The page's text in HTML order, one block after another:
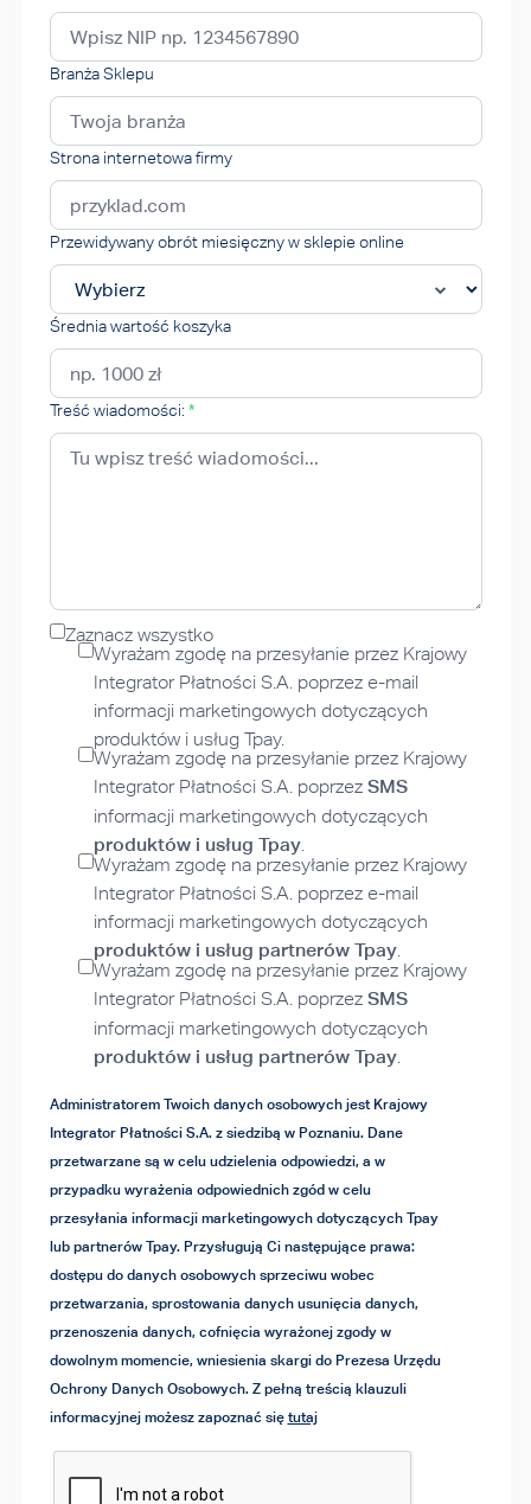
Branża Sklepu
Strona internetowa firmy
Przewidywany obrót miesięczny w sklepie online
Średnia wartość koszyka
Treść wiadomości: *
Zaznacz wszystko
Wyrażam zgodę na przesyłanie przez Krajowy
Integrator Płatności S.A. poprzez e-mail
informacji marketingowych dotyczących
produktów i usług Tpay.
Wyrażam zgodę na przesyłanie przez Krajowy
Integrator Płatności S.A. poprzez SMS
informacji marketingowych dotyczących
produktów i usług Tpay.
Wyrażam zgodę na przesyłanie przez Krajowy
Integrator Płatności S.A. poprzez e-mail
informacji marketingowych dotyczących
produktów i usług partnerów Tpay.
Wyrażam zgodę na przesyłanie przez Krajowy
Integrator Płatności S.A. poprzez SMS
informacji marketingowych dotyczących
produktów i usług partnerów Tpay.
Administratorem Twoich danych osobowych jest Krajowy
Integrator Płatności S.A. z siedzibą w Poznaniu. Dane
przetwarzane są w celu udzielenia odpowiedzi, a w
przypadku wyrażenia odpowiednich zgód w celu
przesyłania informacji marketingowych dotyczących Tpay
lub partnerów Tpay. Przysługują Ci następujące prawa:
dostępu do danych osobowych sprzeciwu wobec
przetwarzania, sprostowania danych usunięcia danych,
przenoszenia danych, cofnięcia wyrażonej zgody w
dowolnym momencie, wniesienia skargi do Prezesa Urzędu
Ochrony Danych Osobowych. Z pełną treścią klauzuli
informacyjnej możesz zapoznać się tutaj